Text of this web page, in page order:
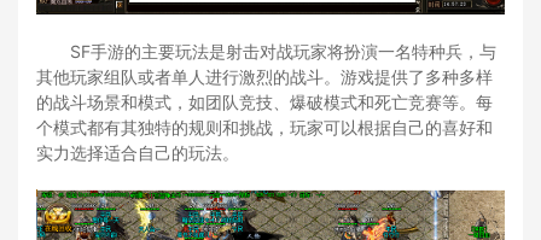
SF手游的主要玩法是射击对战玩家将扮演一名特种兵，与
其他玩家组队或者单人进行激烈的战斗。游戏提供了多种多样
的战斗场景和模式，如团队竞技、爆破模式和死亡竞赛等。每
个模式都有其独特的规则和挑战，玩家可以根据自己的喜好和
实力选择适合自己的玩法。